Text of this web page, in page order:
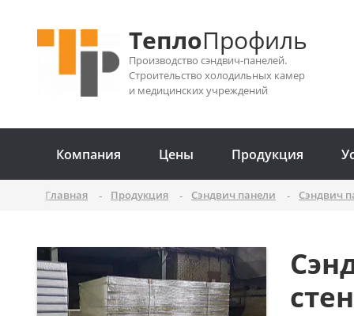
ТеплоПрофиль
Производство сэндвич-панелей.
Строительство холодильных камер
и медицинских учреждений
Компания Цены Продукция
Главная Продукция Сэндвич панели Сэндвич